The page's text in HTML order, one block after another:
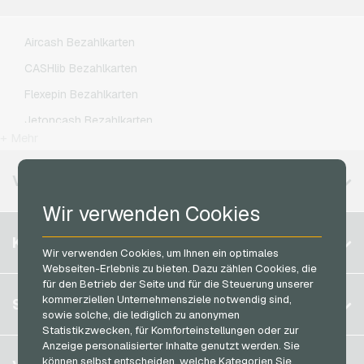
Wir verwenden Cookies
Wir verwenden Cookies, um Ihnen ein optimales
Webseiten-Erlebnis zu bieten. Dazu zählen Cookies, die
für den Betrieb der Seite und für die Steuerung unserer
kommerziellen Unternehmensziele notwendig sind,
sowie solche, die lediglich zu anonymen
Statistikzwecken, für Komforteinstellungen oder zur
Anzeige personalisierter Inhalte genutzt werden. Sie
können selbst entscheiden, welche Kategorien Sie
PeterPane Geschenkkarten
roastmarket Geschenkkarten
Rossmann Geschenkkarten
RTL+ Geschenkkarten
Saturn Geschenkkarten
SB-Tankstelle Geschenkkarten
Shell Geschenkkarten
Vodafone Handyguthaben
Aircash Bezahlkarten
CASHlib Bezahlkarten
Flexepin Bezahlkarten
Jetoncash Bezahlkarten
Razer Gold Bezahlkarten
Transcash Bezahlkarten
VERFÜGBARE REGIONEN
Belgien
Brasilien
Deutschland (DE)
Deutschland (EN)
Frankreich
Italien
KONTO
Registrieren
Anmelden
Mein Warenkorb
SERVICE
FAQ